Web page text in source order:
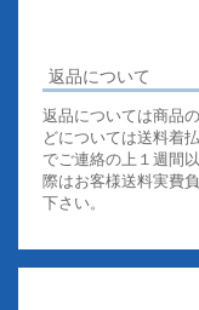
返品について
返品については商品
どについては送料着
でご連絡の上１週間
際はお客様送料実費
下さい。